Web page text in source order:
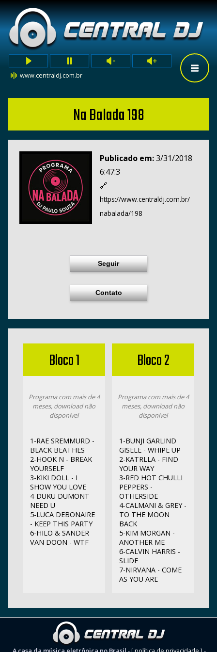
www.centraldj.com.br
Na Balada 198
Publicado em:3/31/2018
6:47:3
🔗
https://www.centraldj.com.br/
nabalada/198
Seguir
Contato
Bloco 1
Programa com mais de 4
meses, download não
disponível
1-RAE SREMMURD -
BLACK BEATHES
2-HOOK N - BREAK
YOURSELF
3-KIKI DOLL - I
SHOW YOU LOVE
4-DUKU DUMONT -
NEED U
5-LUCA DEBONAIRE
- KEEP THIS PARTY
6-HILO & SANDER
VAN DOON - WTF
Bloco 2
Programa com mais de 4
meses, download não
disponível
1-BUNJI GARLIND
GISELE - WHIPE UP
2-KATRLLA - FIND
YOUR WAY
3-RED HOT CHULLI
PEPPERS -
OTHERSIDE
4-CALMANI & GREY -
TO THE MOON
BACK
5-KIM MORGAN -
ANOTHER ME
6-CALVIN HARRIS -
SLIDE
7-NIRVANA - COME
AS YOU ARE